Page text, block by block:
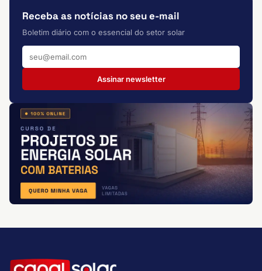
Receba as notícias no seu e-mail
Boletim diário com o essencial do setor solar
Assinar newsletter